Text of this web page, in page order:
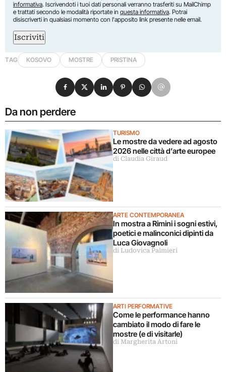
informativa. Iscrivendoti i tuoi dati personali verranno trasferiti su MailChimp
e trattati secondo le modalità riportate in questa informativa. Potrai
disiscriverti in qualsiasi momento con l'apposito link presente nelle email.
Iscriviti
TAG KOSOVO MOSTRE PRISTINA
Da non perdere
TURISMO
Le mostre da vedere ad agosto
2026 nelle città d’arte europee
di Claudia Giraud
ARTE CONTEMPORANEA
In mostra a Rimini i sogni estivi,
poetici e malinconici dipinti da
Luca Giovagnoli
di Ludovica Palmieri
ARTI PERFORMATIVE
Come le performance hanno
cambiato il modo di fare le
mostre (e di visitarle)
di Margherita Artoni
Condividi su Facebook
Condividi su X
Condividi su LinkedIn
Condividi su Pinterest
Condividi su WhatsApp
Condividi su Email